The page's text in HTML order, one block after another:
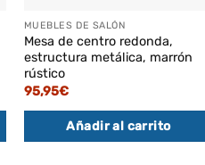
MUEBLES DE SALÓN
Mesa de centro redonda,
estructura metálica, marrón
rústico
95,95€
Añadir al carrito